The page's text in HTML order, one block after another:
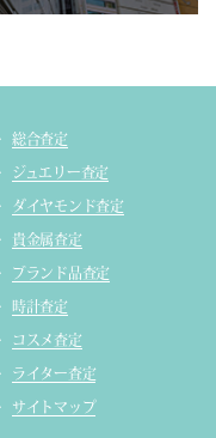
総合査定
ジュエリー査定
ダイヤモンド査定
貴金属査定
ブランド品査定
時計査定
コスメ査定
ライター査定
サイトマップ